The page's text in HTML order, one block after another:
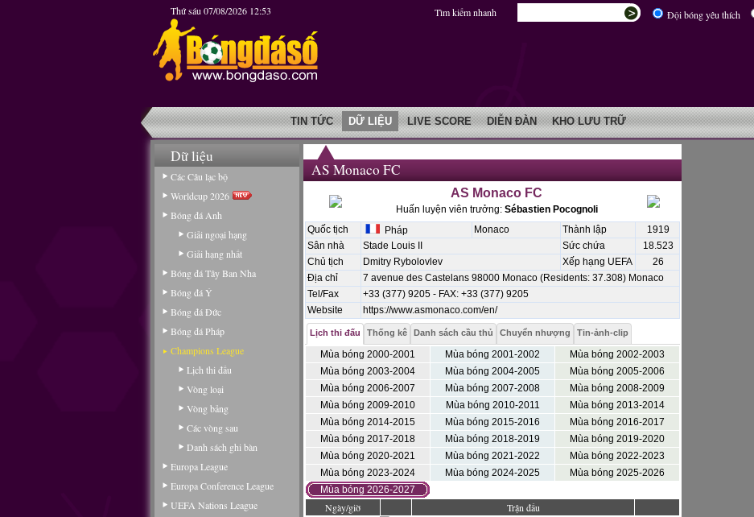
Thứ sáu 07/08/2026 12:53 Đội bóng yêu thích
Tìm kiếm nhanh
TIN TỨC DỮ LIỆU LIVE SCORE DIỄN ĐÀN KHO LƯU TRỮ
Dữ liệu
Các Câu lạc bộ
Worldcup 2026
Bóng đá Anh
Giải ngoại hạng
Giải hạng nhất
Bóng đá Tây Ban Nha
Bóng đá Ý
Bóng đá Đức
Bóng đá Pháp
Champions League
Lịch thi đấu
Vòng loại
Vòng bảng
Các vòng sau
Danh sách ghi bàn
Europa League
Europa Conference League
UEFA Nations League
AS Monaco FC
AS Monaco FC
Huấn luyện viên trưởng: Sébastien Pocognoli
Quốc tịch
Pháp Monaco Thành lập
1919
Sân nhà
Stade Louis II Sức chứa
18.523
Chủ tịch
Dmitry Rybolovlev Xếp hạng UEFA
26
Địa chỉ
7 avenue des Castelans 98000 Monaco (Residents: 37.308) Monaco
Tel/Fax
+33 (377) 9205 - FAX: +33 (377) 9205
Website
https://www.asmonaco.com/en/
Lịch thi đấu Thống kê Danh sách cầu thủ Chuyển nhượng Tin-ảnh-clip
Mùa bóng 2000-2001 Mùa bóng 2001-2002
Mùa bóng 2002-2003
Mùa bóng 2003-2004
Mùa bóng 2004-2005
Mùa bóng 2005-2006
Mùa bóng 2006-2007
Mùa bóng 2007-2008
Mùa bóng 2008-2009
Mùa bóng 2009-2010
Mùa bóng 2010-2011
Mùa bóng 2013-2014
Mùa bóng 2014-2015
Mùa bóng 2015-2016
Mùa bóng 2016-2017
Mùa bóng 2017-2018
Mùa bóng 2018-2019
Mùa bóng 2019-2020
Mùa bóng 2020-2021
Mùa bóng 2021-2022
Mùa bóng 2022-2023
Mùa bóng 2023-2024
Mùa bóng 2024-2025
Mùa bóng 2025-2026
Mùa bóng 2026-2027
Ngày/giờ Trận đấu